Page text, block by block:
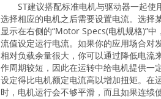
ST建议搭配标准电机与驱动器一起使
选择相应的电机之后需要设置电流。选择
显示在右侧的“Motor Specs(电机规格)”
流值设定运行电流。如果你的应用场合对
相对负载余量很大，你可以通过降低电流
作周期较短，因此在运转中给电机提供一
设定得比电机额定电流高以增加扭矩。在
时，电机运行会不够平滑，而且如果连续